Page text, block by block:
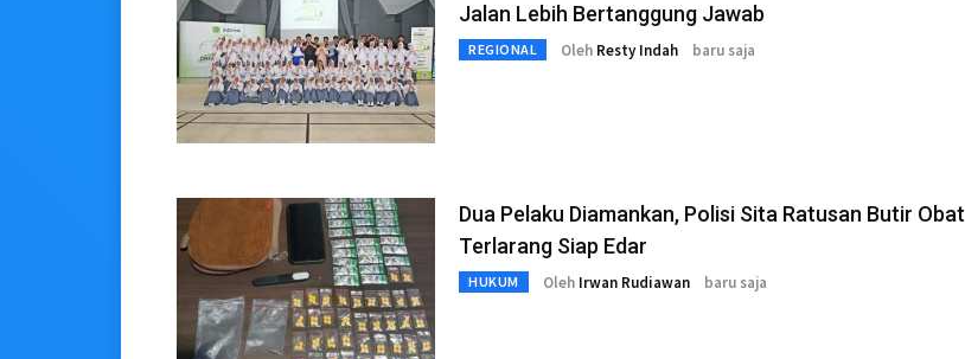
Jalan Lebih Bertanggung Jawab
REGIONAL Oleh Resty Indah baru saja
Dua Pelaku Diamankan, Polisi Sita Ratusan Butir Obat
Terlarang Siap Edar
HUKUM Oleh Irwan Rudiawan baru saja